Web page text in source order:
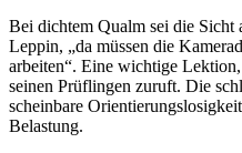
Bei dichtem Qualm sei die
Leppin, „da müssen die
arbeiten“. Eine wichtige
seinen Prüflingen zuruft. Die
scheinbare
Belastung.